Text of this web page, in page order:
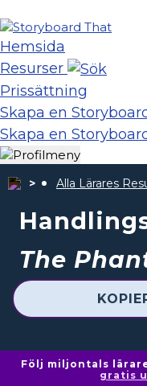
Hemsida
Resurser
Prissättning
Skapa en
Skapa en
Alla Lärares
The
Följ miljontals
gratis